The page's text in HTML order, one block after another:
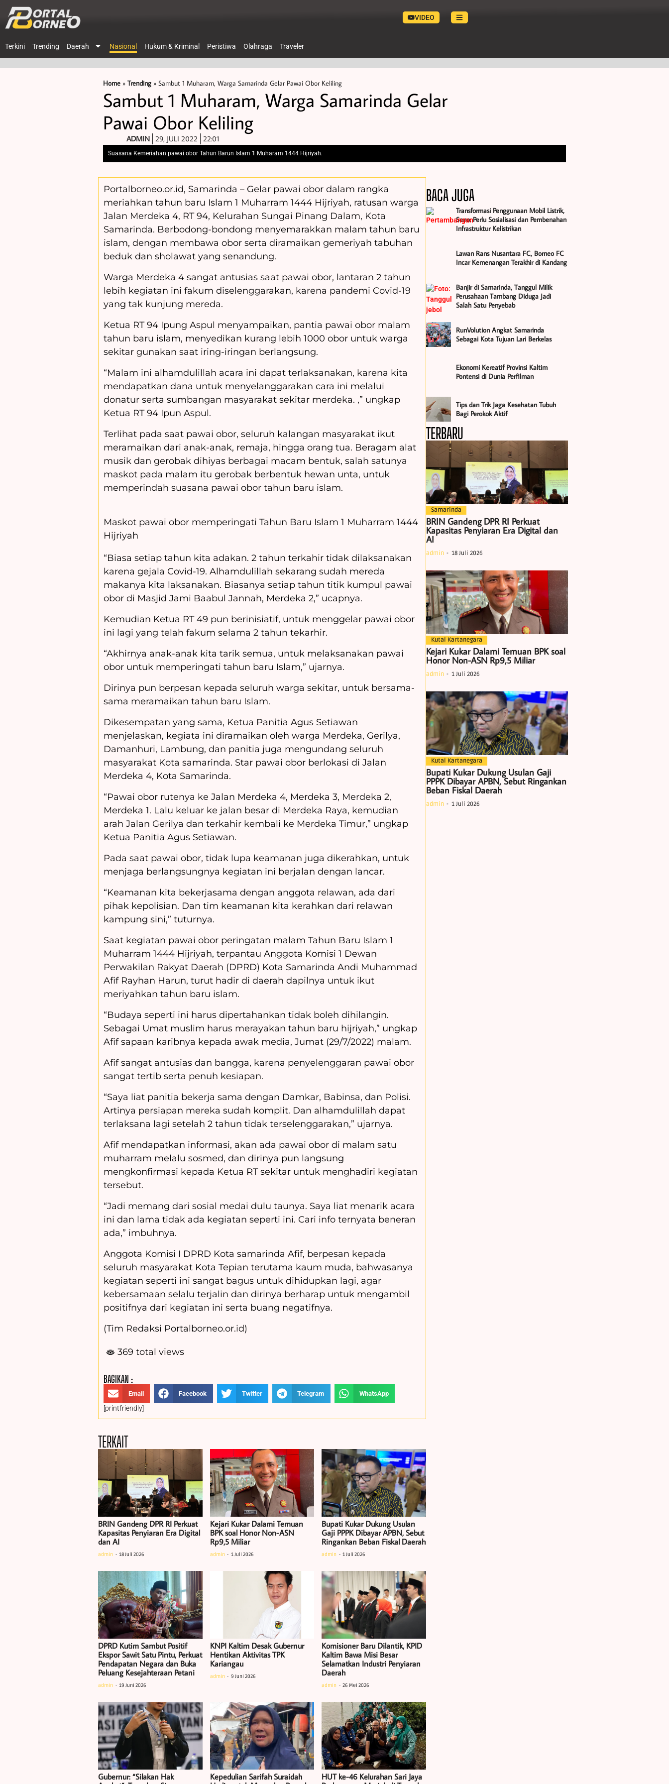
VIDEO
Terkini Trending Daerah Nasional Hukum & Kriminal Peristiwa Olahraga Traveler
Home » Trending » Sambut 1 Muharam, Warga Samarinda Gelar Pawai Obor Keliling
Sambut 1 Muharam, Warga Samarinda Gelar
Pawai Obor Keliling
ADMIN 29, JULI 2022 22:01
Suasana Kemeriahan pawai obor Tahun Barun Islam 1 Muharam 1444 Hijriyah.
Portalborneo.or.id, Samarinda – Gelar pawai obor dalam rangka
meriahkan tahun baru Islam 1 Muharram 1444 Hijriyah, ratusan warga
Jalan Merdeka 4, RT 94, Kelurahan Sungai Pinang Dalam, Kota
Samarinda. Berbodong-bondong menyemarakkan malam tahun baru
islam, dengan membawa obor serta diramaikan gemeriyah tabuhan
beduk dan sholawat yang senandung.
Warga Merdeka 4 sangat antusias saat pawai obor, lantaran 2 tahun
lebih kegiatan ini fakum diselenggarakan, karena pandemi Covid-19
yang tak kunjung mereda.
Ketua RT 94 Ipung Aspul menyampaikan, pantia pawai obor malam
tahun baru islam, menyedikan kurang lebih 1000 obor untuk warga
sekitar gunakan saat iring-iringan berlangsung.
“Malam ini alhamdulillah acara ini dapat terlaksanakan, karena kita
mendapatkan dana untuk menyelanggarakan cara ini melalui
donatur serta sumbangan masyarakat sekitar merdeka. ,” ungkap
Ketua RT 94 Ipun Aspul.
Terlihat pada saat pawai obor, seluruh kalangan masyarakat ikut
meramaikan dari anak-anak, remaja, hingga orang tua. Beragam alat
musik dan gerobak dihiyas berbagai macam bentuk, salah satunya
maskot pada malam itu gerobak berbentuk hewan unta, untuk
memperindah suasana pawai obor tahun baru islam.
Maskot pawai obor memperingati Tahun Baru Islam 1 Muharram 1444
Hijriyah
“Biasa setiap tahun kita adakan. 2 tahun terkahir tidak dilaksanakan
karena gejala Covid-19. Alhamdulillah sekarang sudah mereda
makanya kita laksanakan. Biasanya setiap tahun titik kumpul pawai
obor di Masjid Jami Baabul Jannah, Merdeka 2,” ucapnya.
Kemudian Ketua RT 49 pun berinisiatif, untuk menggelar pawai obor
ini lagi yang telah fakum selama 2 tahun tekarhir.
“Akhirnya anak-anak kita tarik semua, untuk melaksanakan pawai
obor untuk memperingati tahun baru Islam,” ujarnya.
Dirinya pun berpesan kepada seluruh warga sekitar, untuk bersama-
sama meramaikan tahun baru Islam.
Dikesempatan yang sama, Ketua Panitia Agus Setiawan
menjelaskan, kegiata ini diramaikan oleh warga Merdeka, Gerilya,
Damanhuri, Lambung, dan panitia juga mengundang seluruh
masyarakat Kota samarinda. Star pawai obor berlokasi di Jalan
Merdeka 4, Kota Samarinda.
“Pawai obor rutenya ke Jalan Merdeka 4, Merdeka 3, Merdeka 2,
Merdeka 1. Lalu keluar ke jalan besar di Merdeka Raya, kemudian
arah Jalan Gerilya dan terkahir kembali ke Merdeka Timur,” ungkap
Ketua Panitia Agus Setiawan.
Pada saat pawai obor, tidak lupa keamanan juga dikerahkan, untuk
menjaga berlangsungnya kegiatan ini berjalan dengan lancar.
“Keamanan kita bekerjasama dengan anggota relawan, ada dari
pihak kepolisian. Dan tim keamanan kita kerahkan dari relawan
kampung sini,” tuturnya.
Saat kegiatan pawai obor peringatan malam Tahun Baru Islam 1
Muharram 1444 Hijriyah, terpantau Anggota Komisi 1 Dewan
Perwakilan Rakyat Daerah (DPRD) Kota Samarinda Andi Muhammad
Afif Rayhan Harun, turut hadir di daerah dapilnya untuk ikut
meriyahkan tahun baru islam.
“Budaya seperti ini harus dipertahankan tidak boleh dihilangin.
Sebagai Umat muslim harus merayakan tahun baru hijriyah,” ungkap
Afif sapaan karibnya kepada awak media, Jumat (29/7/2022) malam.
Afif sangat antusias dan bangga, karena penyelenggaran pawai obor
sangat tertib serta penuh kesiapan.
“Saya liat panitia bekerja sama dengan Damkar, Babinsa, dan Polisi.
Artinya persiapan mereka sudah komplit. Dan alhamdulillah dapat
terlaksana lagi setelah 2 tahun tidak terselenggarakan,” ujarnya.
Afif mendapatkan informasi, akan ada pawai obor di malam satu
muharram melalu sosmed, dan dirinya pun langsung
mengkonfirmasi kepada Ketua RT sekitar untuk menghadiri kegiatan
tersebut.
“Jadi memang dari sosial medai dulu taunya. Saya liat menarik acara
ini dan lama tidak ada kegiatan seperti ini. Cari info ternyata beneran
ada,” imbuhnya.
Anggota Komisi I DPRD Kota samarinda Afif, berpesan kepada
seluruh masyarakat Kota Tepian terutama kaum muda, bahwasanya
kegiatan seperti ini sangat bagus untuk dihidupkan lagi, agar
kebersamaan selalu terjalin dan dirinya berharap untuk mengambil
positifnya dari kegiatan ini serta buang negatifnya.
(Tim Redaksi Portalborneo.or.id)
369 total views
BAGIKAN :
Email Facebook Twitter Telegram WhatsApp
[printfriendly]
TERKAIT
BRIN Gandeng DPR RI Perkuat
Kapasitas Penyiaran Era Digital
dan AI
admin 18 Juli 2026
Kejari Kukar Dalami Temuan
BPK soal Honor Non-ASN
Rp9,5 Miliar
admin 1 Juli 2026
Bupati Kukar Dukung Usulan
Gaji PPPK Dibayar APBN, Sebut
Ringankan Beban Fiskal Daerah
admin 1 Juli 2026
DPRD Kutim Sambut Positif
Ekspor Sawit Satu Pintu, Perkuat
Pendapatan Negara dan Buka
Peluang Kesejahteraan Petani
admin 19 Juni 2026
KNPI Kaltim Desak Gubernur
Hentikan Aktivitas TPK
Kariangau
admin 9 Juni 2026
Komisioner Baru Dilantik, KPID
Kaltim Bawa Misi Besar
Selamatkan Industri Penyiaran
Daerah
admin 26 Mei 2026
Gubernur: “Silakan Hak
Kepedulian Sarifah Suraidah
HUT ke-46 Kelurahan Sari Jaya
BACA JUGA
Transformasi Penggunaan Mobil Listrik,
Seno: Perlu Sosialisasi dan Pembenahan
Infrastruktur Kelistrikan
Lawan Rans Nusantara FC, Borneo FC
Incar Kemenangan Terakhir di Kandang
Banjir di Samarinda, Tanggul Milik
Perusahaan Tambang Diduga Jadi
Salah Satu Penyebab
RunVolution Angkat Samarinda
Sebagai Kota Tujuan Lari Berkelas
Ekonomi Kereatif Provinsi Kaltim
Pontensi di Dunia Perfilman
Tips dan Trik Jaga Kesehatan Tubuh
Bagi Perokok Aktif
TERBARU
Samarinda
BRIN Gandeng DPR RI Perkuat
Kapasitas Penyiaran Era Digital dan
AI
admin 18 Juli 2026
Kutai Kartanegara
Kejari Kukar Dalami Temuan BPK soal
Honor Non-ASN Rp9,5 Miliar
admin 1 Juli 2026
Kutai Kartanegara
Bupati Kukar Dukung Usulan Gaji
PPPK Dibayar APBN, Sebut Ringankan
Beban Fiskal Daerah
admin 1 Juli 2026